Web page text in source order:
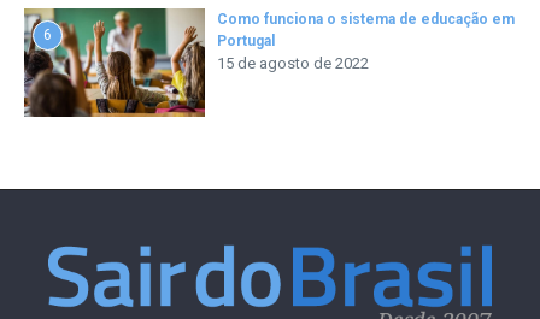
6
Como funciona o sistema de educação em
Portugal
15 de agosto de 2022